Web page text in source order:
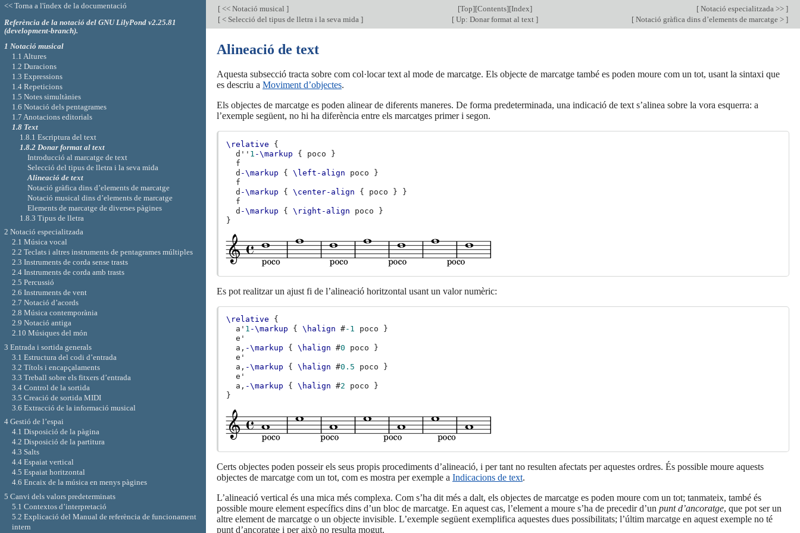
[ << Notació musical ] [Top][Contents][Index] [ Notació especialitzada >> ]
[ < Selecció del tipus de lletra i la seva mida ] [Up: Donar format al text ] [ Notació gràfica dins d’elements de marcatge > ]
Alineació de text
Aquesta subsecció tracta sobre com col·locar text al mode de marcatge. Els objecte de marcatge també es poden moure com un tot, usant la sintaxi que
es descriu a Moviment d’objectes.
Els objectes de marcatge es poden alinear de diferents maneres. De forma predeterminada, una indicació de text s’alinea sobre la vora esquerra: a
l’exemple següent, no hi ha diferència entre els marcatges primer i segon.
\relative
{
d'' 1 -\markup { poco
}
f
d -\markup { \left-align poco
}
f
d -\markup { \center-align { poco }
}
f
d -\markup { \right-align poco
}
}
Es pot realitzar un ajust fi de l’alineació horitzontal usant un valor numèric:
\relative
{
a' 1 -\markup { \halign #-1 poco
}
e'
a, -\markup { \halign #0 poco
}
e'
a, -\markup { \halign #0.5 poco
}
e'
a, -\markup { \halign #2 poco
}
}
Certs objectes poden posseir els seus propis procediments d’alineació, i per tant no resulten afectats per aquestes ordres. És possible moure aquests
objectes de marcatge com un tot, com es mostra per exemple a Indicacions de text.
L’alineació vertical és una mica més complexa. Com s’ha dit més a dalt, els objectes de marcatge es poden moure com un tot; tanmateix, també és
possible moure element específics dins d’un bloc de marcatge. En aquest cas, l’element a moure s’ha de precedir d’un punt d’ancoratge, que pot ser un
altre element de marcatge o un objecte invisible. L’exemple següent exemplifica aquestes dues possibilitats; l’últim marcatge en aquest exemple no té
punt d’ancoratge i per això no resulta mogut.
<< Torna a l'índex de la documentació
Referència de la notació del GNU LilyPond v2.25.81
(development-branch).
1 Notació musical
1.1 Altures
1.2 Duracions
1.3 Expressions
1.4 Repeticions
1.5 Notes simultànies
1.6 Notació dels pentagrames
1.7 Anotacions editorials
1.8 Text
1.8.1 Escriptura del text
1.8.2 Donar format al text
Introducció al marcatge de text
Selecció del tipus de lletra i la seva mida
Alineació de text
Notació gràfica dins d’elements de marcatge
Notació musical dins d’elements de marcatge
Elements de marcatge de diverses pàgines
1.8.3 Tipus de lletra
2 Notació especialitzada
2.1 Música vocal
2.2 Teclats i altres instruments de pentagrames múltiples
2.3 Instruments de corda sense trasts
2.4 Instruments de corda amb trasts
2.5 Percussió
2.6 Instruments de vent
2.7 Notació d’acords
2.8 Música contemporània
2.9 Notació antiga
2.10 Músiques del món
3 Entrada i sortida generals
3.1 Estructura del codi d’entrada
3.2 Títols i encapçalaments
3.3 Treball sobre els fitxers d’entrada
3.4 Control de la sortida
3.5 Creació de sortida MIDI
3.6 Extracció de la informació musical
4 Gestió de l’espai
4.1 Disposició de la pàgina
4.2 Disposició de la partitura
4.3 Salts
4.4 Espaiat vertical
4.5 Espaiat horitzontal
4.6 Encaix de la música en menys pàgines
5 Canvi dels valors predeterminats
5.1 Contextos d’interpretació
5.2 Explicació del Manual de referència de funcionament
intern